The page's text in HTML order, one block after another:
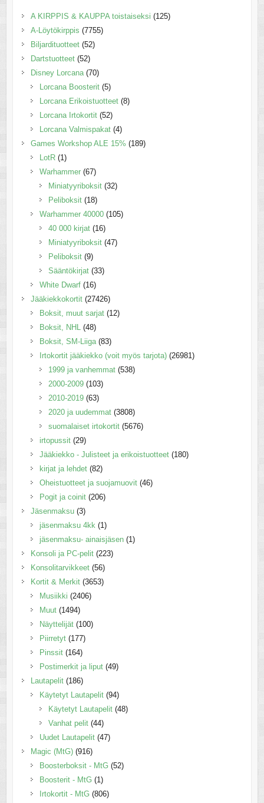
A KIRPPIS & KAUPPA toistaiseksi (125)
A-Löytökirppis (7755)
Biljardituotteet (52)
Dartstuotteet (52)
Disney Lorcana (70)
Lorcana Boosterit (5)
Lorcana Erikoistuotteet (8)
Lorcana Irtokortit (52)
Lorcana Valmispakat (4)
Games Workshop ALE 15% (189)
LotR (1)
Warhammer (67)
Miniatyyriboksit (32)
Peliboksit (18)
Warhammer 40000 (105)
40 000 kirjat (16)
Miniatyyriboksit (47)
Peliboksit (9)
Sääntökirjat (33)
White Dwarf (16)
Jääkiekkokortit (27426)
Boksit, muut sarjat (12)
Boksit, NHL (48)
Boksit, SM-Liiga (83)
Irtokortit jääkiekko (voit myös tarjota) (26981)
1999 ja vanhemmat (538)
2000-2009 (103)
2010-2019 (63)
2020 ja uudemmat (3808)
suomalaiset irtokortit (5676)
irtopussit (29)
Jääkiekko - Julisteet ja erikoistuotteet (180)
kirjat ja lehdet (82)
Oheistuotteet ja suojamuovit (46)
Pogit ja coinit (206)
Jäsenmaksu (3)
jäsenmaksu 4kk (1)
jäsenmaksu- ainaisjäsen (1)
Konsoli ja PC-pelit (223)
Konsolitarvikkeet (56)
Kortit & Merkit (3653)
Musiikki (2406)
Muut (1494)
Näyttelijät (100)
Piirretyt (177)
Pinssit (164)
Postimerkit ja liput (49)
Lautapelit (186)
Käytetyt Lautapelit (94)
Käytetyt Lautapelit (48)
Vanhat pelit (44)
Uudet Lautapelit (47)
Magic (MtG) (916)
Boosterboksit - MtG (52)
Boosterit - MtG (1)
Irtokortit - MtG (806)